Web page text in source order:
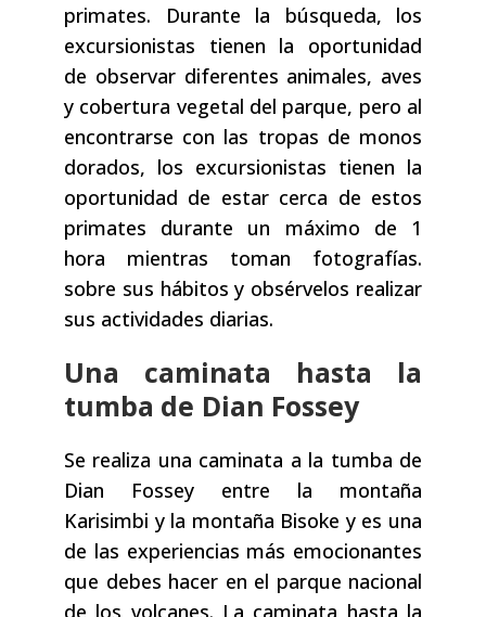
primates. Durante la búsqueda, los
excursionistas tienen la oportunidad
de observar diferentes animales, aves
y cobertura vegetal del parque, pero al
encontrarse con las tropas de monos
dorados, los excursionistas tienen la
oportunidad de estar cerca de estos
primates durante un máximo de 1
hora mientras toman fotografías.
sobre sus hábitos y obsérvelos realizar
sus actividades diarias.
Una caminata hasta la
tumba de Dian Fossey
Se realiza una caminata a la tumba de
Dian Fossey entre la montaña
Karisimbi y la montaña Bisoke y es una
de las experiencias más emocionantes
que debes hacer en el parque nacional